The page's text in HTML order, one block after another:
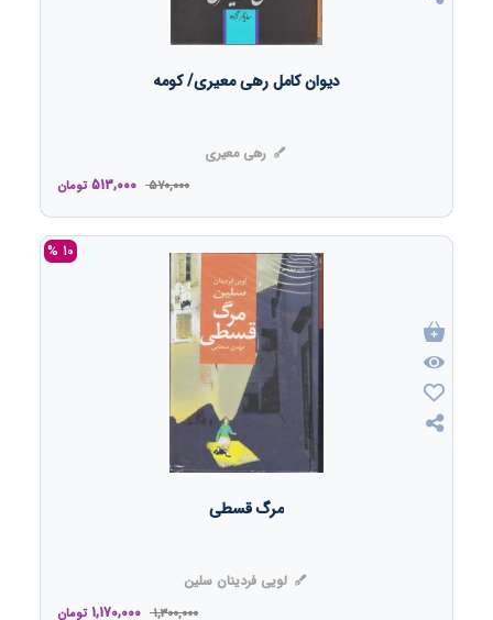
دیوان کامل رهی معیری/ کومه
رهی معیری
570,000
513,000 تومان
10 %
مرگ قسطی
لویی فردینان سلین
1,300,000
1,170,000 تومان